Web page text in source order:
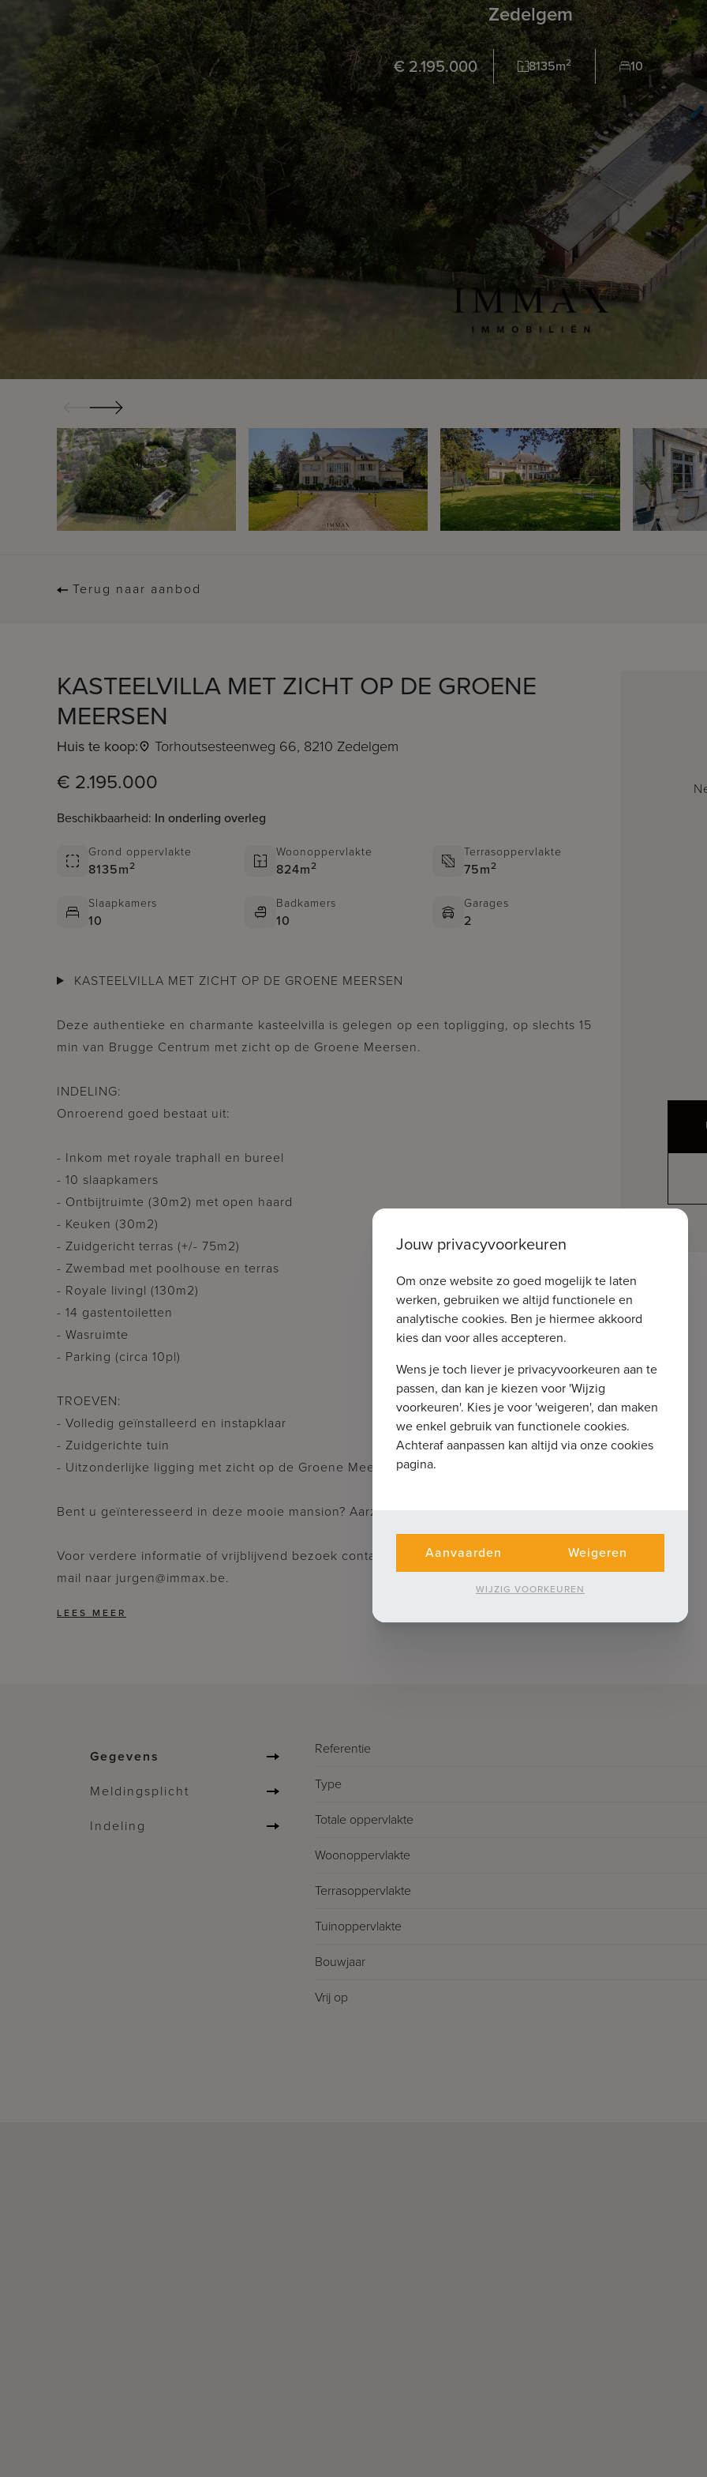
Zedelgem
€ 2.195.000 8135m2 10
Terug naar aanbod
KASTEELVILLA MET ZICHT OP DE GROENE
MEERSEN
Huis te koop: Torhoutsesteenweg 66, 8210 Zedelgem
€ 2.195.000
Beschikbaarheid: In onderling overleg
Grond oppervlakte
8135m2
Woonoppervlakte
824m2
Terrasoppervlakte
75m2
Slaapkamers
10
Badkamers
10
Garages
2
KASTEELVILLA MET ZICHT OP DE GROENE MEERSEN
Deze authentieke en charmante kasteelvilla is gelegen op een topligging, op slechts 15
min van Brugge Centrum met zicht op de Groene Meersen.
INDELING:
Onroerend goed bestaat uit:
- Inkom met royale traphall en bureel
- 10 slaapkamers
- Ontbijtruimte (30m2) met open haard
- Keuken (30m2)
- Zuidgericht terras (+/- 75m2)
- Zwembad met poolhouse en terras
- Royale livingl (130m2)
- 14 gastentoiletten
- Wasruimte
- Parking (circa 10pl)
TROEVEN:
- Volledig geïnstalleerd en instapklaar
- Zuidgerichte tuin
- Uitzonderlijke ligging met zicht op de Groene Meersen
Bent u geïnteresseerd in deze mooie mansion? Aarzel dan niet om ons te contacteren.
Voor verdere informatie of vrijblijvend bezoek contacteer Jurgen op 0493 330 553 of
mail naar jurgen@immax.be.
Gegevens
Meldingsplicht
Indeling
Referentie
Type
Totale oppervlakte
Woonoppervlakte
Terrasoppervlakte
Tuinoppervlakte
Bouwjaar
Vrij op
Jouw privacyvoorkeuren
Om onze website zo goed mogelijk te laten
werken, gebruiken we altijd functionele en
analytische cookies. Ben je hiermee akkoord
kies dan voor alles accepteren.
Wens je toch liever je privacyvoorkeuren aan te
passen, dan kan je kiezen voor 'Wijzig
voorkeuren'. Kies je voor 'weigeren', dan maken
we enkel gebruik van functionele cookies.
Achteraf aanpassen kan altijd via onze cookies
pagina.
Aanvaarden Weigeren
WIJZIG VOORKEUREN